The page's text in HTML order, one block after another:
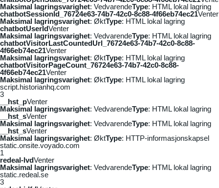
Maksimal lagringsvarighet: VedvarendeType: HTML lokal lagring
chatbotSessionId_76724e63-74b7-42c0-8c88-4f66eb74ec21Venter
Maksimal lagringsvarighet: ØktType: HTML lokal lagring
chatbotUserIdVenter
Maksimal lagringsvarighet: VedvarendeType: HTML lokal lagring
chatbotVisitorLastCountedUrl_76724e63-74b7-42c0-8c88-
4f66eb74ec21Venter
Maksimal lagringsvarighet: ØktType: HTML lokal lagring
chatbotVisitorPageCount_76724e63-74b7-42c0-8c88-
4f66eb74ec21Venter
Maksimal lagringsvarighet: ØktType: HTML lokal lagring
script.historianhq.com
3
__hst_pVenter
Maksimal lagringsvarighet: VedvarendeType: HTML lokal lagring
__hst_sVenter
Maksimal lagringsvarighet: VedvarendeType: HTML lokal lagring
__hst_sVenter
Maksimal lagringsvarighet: ØktType: HTTP-informasjonskapsel
static.onsite.voyado.com
1
redeal-lvdVenter
Maksimal lagringsvarighet: VedvarendeType: HTML lokal lagring
static.redeal.se
3